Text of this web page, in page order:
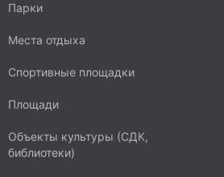
Парки
Места отдыха
Спортивные площадки
Площади
Объекты культуры (СДК,
библиотеки)